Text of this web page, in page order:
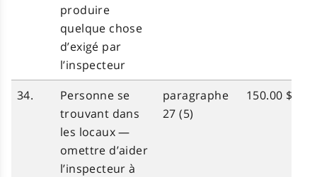
produire
quelque chose
d’exigé par
l’inspecteur
34.
Personne se
trouvant dans
les locaux —
omettre d’aider
l’inspecteur à
paragraphe
27 (5)
150.00 $